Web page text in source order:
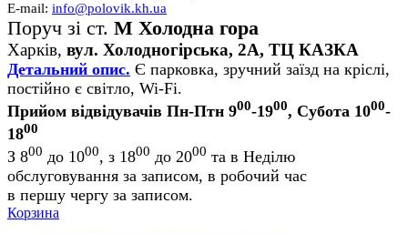
E-mail: info@polovik.kh.ua
Поруч зі ст. М Холодна гора
Харків, вул. Холодногірська, 2А, ТЦ КАЗКА
Детальний опис. Є парковка, зручний заїзд на кріслі,
постійно є світло, Wi-Fi.
Прийом відвідувачів Пн-Птн 900-1900, Субота 1000-
1800
З 800 до 1000, з 1800 до 2000 та в Неділю
обслуговування за записом, в робочий час
в першу чергу за записом.
Корзина